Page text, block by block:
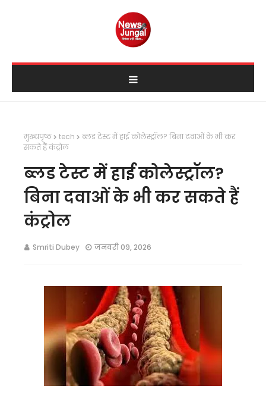
मुख्यपृष्ठ tech
ब्लड टेस्ट में हाई कोलेस्ट्रॉल? बिना दवाओं के भी कर
सकते हैं कंट्रोल
ब्लड टेस्ट में हाई कोलेस्ट्रॉल?
बिना दवाओं के भी कर सकते हैं
कंट्रोल
Smriti Dubey जनवरी 09, 2026